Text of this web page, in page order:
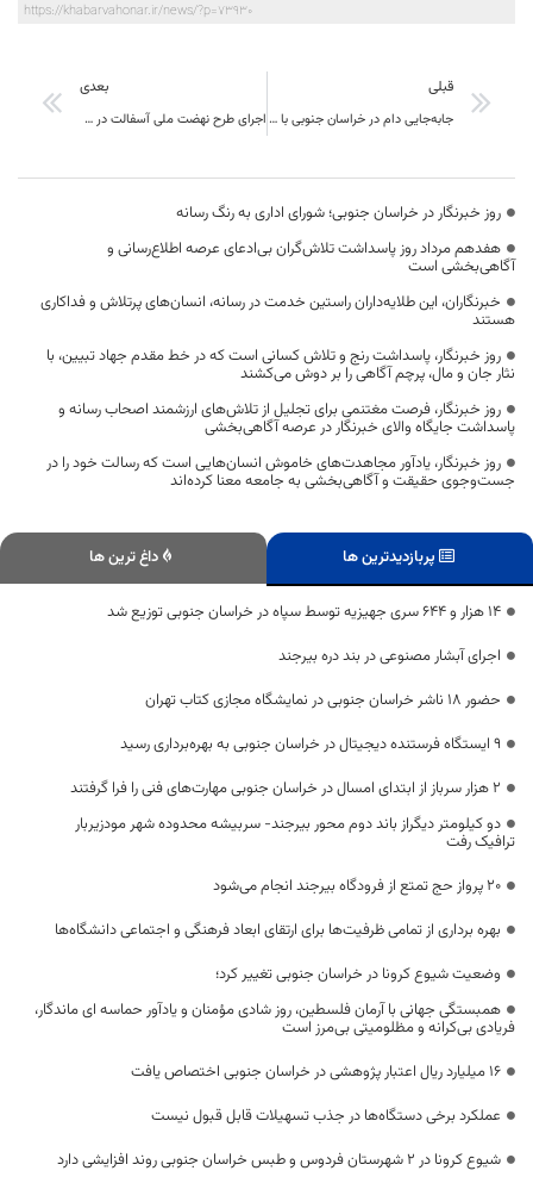
https://khabarvahonar.ir/news/?p=73930
قبلی
جابه‌جایی دام در خراسان جنوبی با مجوز دامپزشکی امکان‌پذیر است
بعدی
اجرای طرح نهضت ملی آسفالت در ۱۹۲ روستای خراسان جنوبی
روز خبرنگار در خراسان جنوبی؛ شورای اداری به رنگ رسانه
هفدهم مرداد روز پاسداشت تلاش‌گران بی‌ادعای عرصه اطلاع‌رسانی و
آگاهی‌بخشی است
خبرنگاران، این طلایه‌داران راستین خدمت در رسانه، انسان‌های پرتلاش و فداکاری
هستند
روز خبرنگار، پاسداشت رنج و تلاش کسانی است که در خط مقدم جهاد تبیین، با
نثار جان و مال، پرچم آگاهی را بر دوش می‌کشند
روز خبرنگار، فرصت مغتنمی برای تجلیل از تلاش‌های ارزشمند اصحاب رسانه و
پاسداشت جایگاه والای خبرنگار در عرصه آگاهی‌بخشی
روز خبرنگار، یادآور مجاهدت‌های خاموش انسان‌هایی است که رسالت خود را در
جست‌وجوی حقیقت و آگاهی‌بخشی به جامعه معنا کرده‌اند
پربازدیدترین ها داغ ترین ها
۱۴ هزار و ۶۴۴ سری جهیزیه توسط سپاه در خراسان جنوبی توزیع شد
اجرای آبشار مصنوعی در بند دره بیرجند
حضور ۱۸ ناشر خراسان جنوبی در نمایشگاه مجازی کتاب تهران
۹ ایستگاه فرستنده دیجیتال در خراسان جنوبی به بهره‌برداری رسید
۲ هزار سرباز از ابتدای امسال در خراسان جنوبی مهارت‌های فنی را فرا گرفتند
دو کیلومتر دیگراز باند دوم محور بیرجند- سربیشه محدوده شهر مودزیربار
ترافیک رفت
۲۰ پرواز حج تمتع از فرودگاه بیرجند انجام می‌شود
بهره برداری از تمامی ظرفیت‌ها برای ارتقای ابعاد فرهنگی و اجتماعی دانشگاه‌ها
وضعیت شیوع کرونا در خراسان جنوبی تغییر کرد؛
همبستگی جهانی با آرمان فلسطین، روز شادی مؤمنان و یادآور حماسه ‌ای ماندگار،
فریادی بی‌کرانه و مظلومیتی بی‌مرز است
۱۶ میلیارد ریال اعتبار پژوهشی در خراسان جنوبی اختصاص یافت
عملکرد برخی دستگاه‌ها در جذب تسهیلات قابل قبول نیست
شیوع کرونا در ۲ شهرستان فردوس و طبس خراسان جنوبی روند افزایشی دارد